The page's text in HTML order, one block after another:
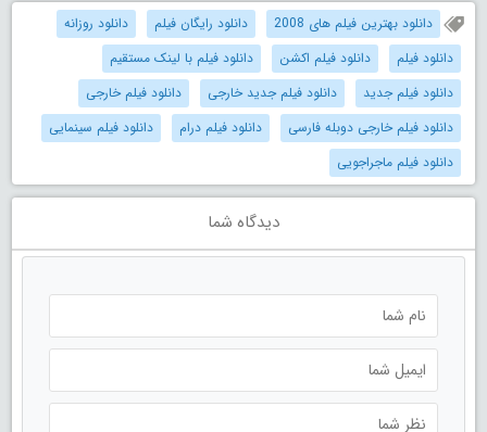
دانلود بهترین فیلم های 2008 دانلود رایگان فیلم
دانلود روزانه
دانلود فیلم
دانلود فیلم اکشن
دانلود فیلم با لینک مستقیم
دانلود فیلم جدید
دانلود فیلم جدید خارجی
دانلود فیلم خارجی
دانلود فیلم خارجی دوبله فارسی
دانلود فیلم درام
دانلود فیلم سینمایی
دانلود فیلم ماجراجویی
دیدگاه شما